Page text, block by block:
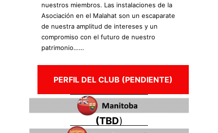
nuestros miembros. Las instalaciones de la
Asociación en el Malahat son un escaparate
de nuestra amplitud de intereses y un
compromiso con el futuro de nuestro
patrimonio……
PERFIL DEL CLUB (PENDIENTE)
(TBD)